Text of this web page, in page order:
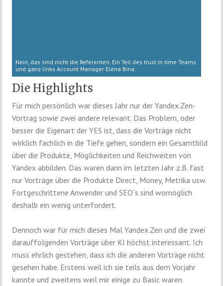
Nein, das sind nicht die Referenten. Ein Teil des trust in time Teams
und ganz links Account Manager Elena Bina.
Die Highlights
Für mich persönlich war dieses Jahr nur der Yandex.Zen-
Vortrag sowie zwei andere relevant. Das Problem, oder
besser die Eigenart der YES ist, dass die Vorträge nicht
wirklich fachlich in die Tiefe gehen, sondern ein Gesamtbild
über die Produkte, Möglichkeiten und Reichweiten von
Yandex abbilden. Das waren dann im letzten Jahr z.B. fast
nur Vorträge über die Produkte Direct, Money, Metrika usw.
Fortgeschrittene Anwender und SEO´s sind womöglich
deshalb ein wenig unterfordert.
Dennoch war für mich dieses Mal Yandex.Zen und die zwei
darauffolgenden Vorträge über KI höchst interessant. Ich
muss ehrlich gestehen, dass ich die anderen Vorträge nicht
gesehen habe. Erstens weil ich sie teils aus dem Vorjahr
kannte und zweitens weil mir einige zu Basic waren.